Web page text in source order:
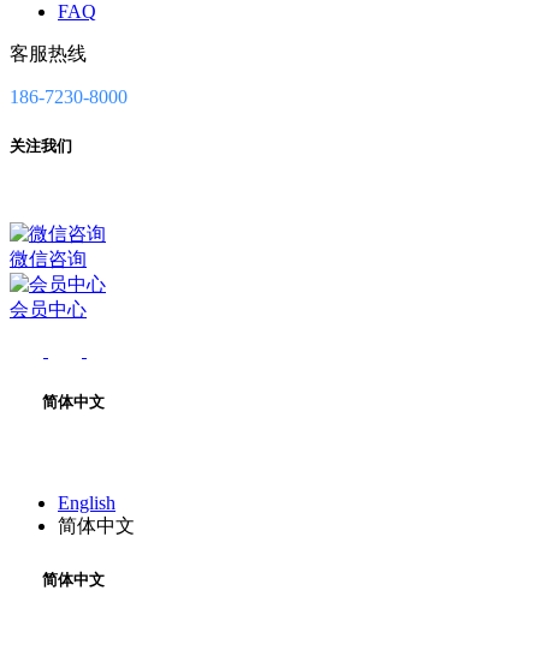
FAQ
客服热线
186-7230-8000
关注我们
微信咨询
会员中心
简体中文
English
简体中文
简体中文